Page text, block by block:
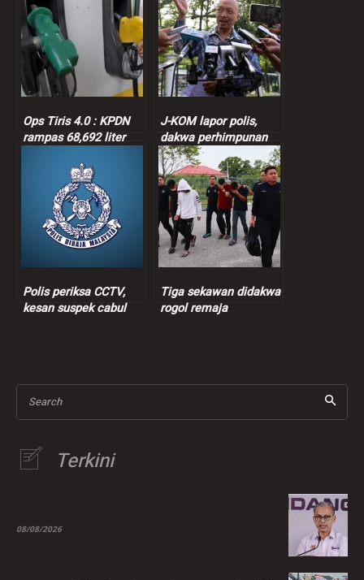
Ops Tiris 4.0 : KPDN
rampas 68,692 liter
J-KOM lapor polis,
dakwa perhimpunan
Albert Tei ganggu
operasi kementerian
Polis periksa CCTV,
kesan suspek cabul
Tiga sekawan didakwa
rogol remaja
Search
Terkini
08/08/2026